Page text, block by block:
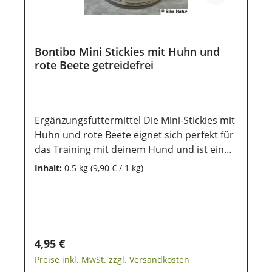
Sonneneinstrahlung geschützt werden,
Bontibo Mini Stickies mit Huhn und
rote Beete getreidefrei
Ergänzungsfuttermittel Die Mini-Stickies mit
Huhn und rote Beete eignet sich perfekt für
das Training mit deinem Hund und ist ein
gern genommenes getreidefreies Leckerlie
getreidefrei - ohne Zusatz von Zucker
Durch die wiederverschließbare Frischebox
lässt es sich gut aufbewahren
Inhalt: 0.5 kg (9,90 € / 1 kg)
Regulärer Preis:
4,95 €
Preise inkl. MwSt. zzgl. Versandkosten